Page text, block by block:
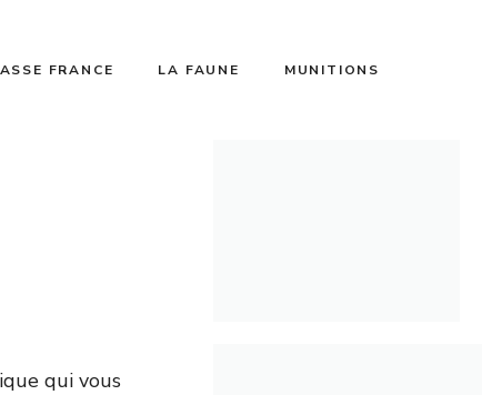
FRANCE LA FAUNE MUNITIONS
qui vous